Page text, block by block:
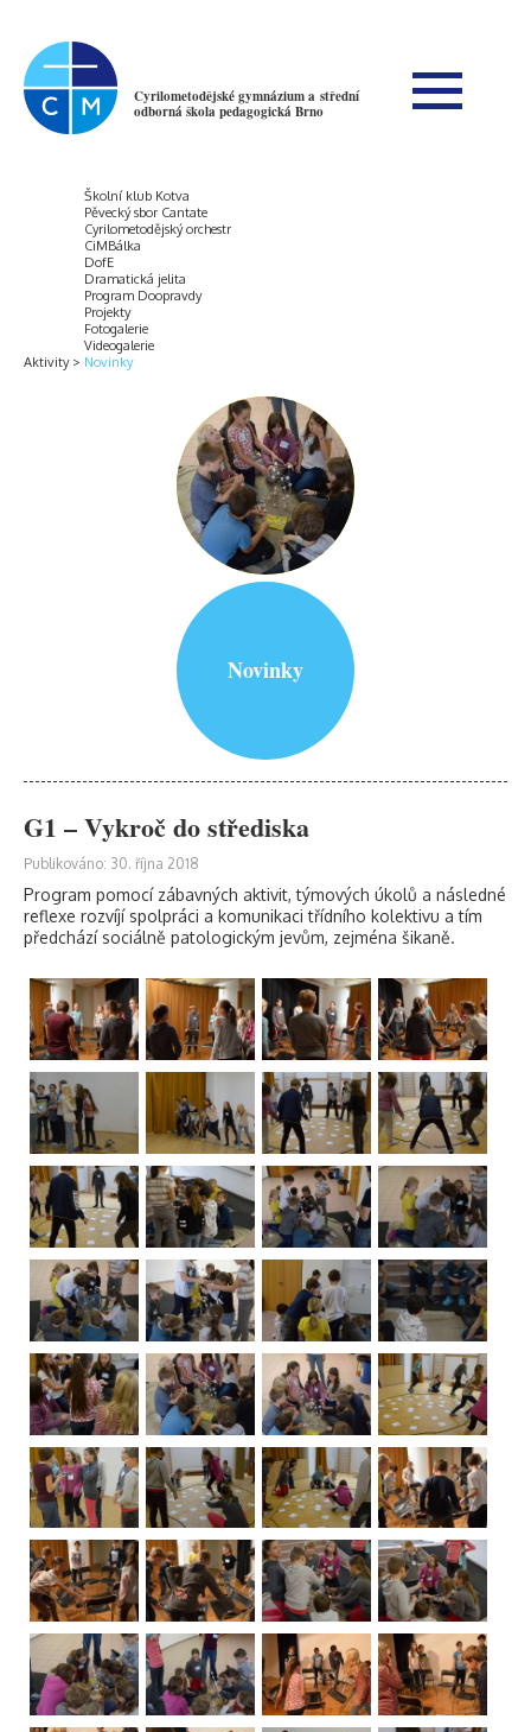
Cyrilometodějské gymnázium a střední
odborná škola pedagogická Brno
Aktivity
Školní klub Kotva
Pěvecký sbor Cantate
Cyrilometodějský orchestr
CiMBálka
DofE
Dramatická jelita
Program Doopravdy
Projekty
Fotogalerie
Videogalerie
Novinky
Novinky
G1 – Vykroč do střediska
Publikováno: 30. října 2018
Program pomocí zábavných aktivit, týmových úkolů a následné
reflexe rozvíjí spolpráci a komunikaci třídního kolektivu a tím
předchází sociálně patologickým jevům, zejména šikaně.